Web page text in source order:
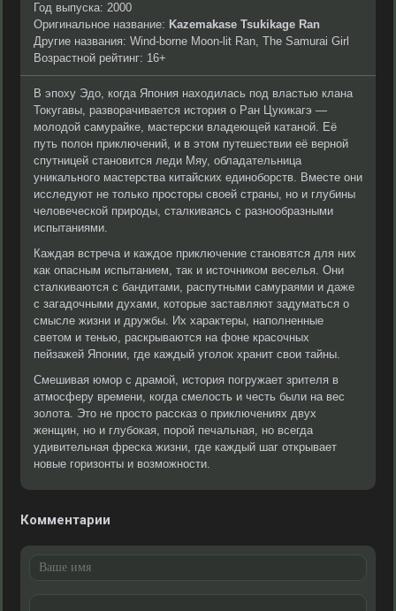
Год выпуска: 2000
Оригинальное название: Kazemakase Tsukikage Ran
Другие названия: Wind-borne Moon-lit Ran, The Samurai Girl
Возрастной рейтинг: 16+
В эпоху Эдо, когда Япония находилась под властью клана
Токугавы, разворачивается история о Ран Цукикагэ —
молодой самурайке, мастерски владеющей катаной. Её
путь полон приключений, и в этом путешествии её верной
спутницей становится леди Мяу, обладательница
уникального мастерства китайских единоборств. Вместе они
исследуют не только просторы своей страны, но и глубины
человеческой природы, сталкиваясь с разнообразными
испытаниями.
Каждая встреча и каждое приключение становятся для них
как опасным испытанием, так и источником веселья. Они
сталкиваются с бандитами, распутными самураями и даже
с загадочными духами, которые заставляют задуматься о
смысле жизни и дружбы. Их характеры, наполненные
светом и тенью, раскрываются на фоне красочных
пейзажей Японии, где каждый уголок хранит свои тайны.
Смешивая юмор с драмой, история погружает зрителя в
атмосферу времени, когда смелость и честь были на вес
золота. Это не просто рассказ о приключениях двух
женщин, но и глубокая, порой печальная, но всегда
удивительная фреска жизни, где каждый шаг открывает
новые горизонты и возможности.
Комментарии